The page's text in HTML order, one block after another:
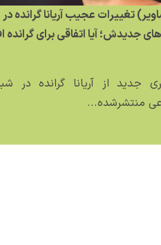
تغییرات عجیب آریانا گرانده در
جدیدش؛ آیا اتفاقی برای گرانده
جدید از آریانا گرانده در
منتشرشده...